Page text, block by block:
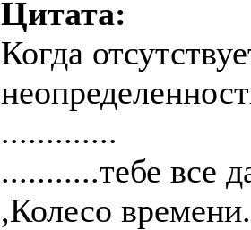
Цитата:
Когда
.............
...........тебе все
,Колесо